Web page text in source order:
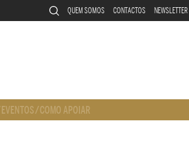
QUEM SOMOS CONTACTOS NEWSLETTER
EVENTOS/COMO APOIAR